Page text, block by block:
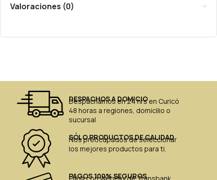
Valoraciones (0)
DESPACHOS A DOMICIO
Despachamos en 24 hrs en Curicó
48 horas a regiones, domicilio o
sucursal
SÓLO PRODUCTOS DE CALIDAD
Nos preocupados de seleccionar
los mejores productos para ti.
PAGOS 100% SEGUROS